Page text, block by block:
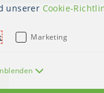
unserer Cookie-
Marketing